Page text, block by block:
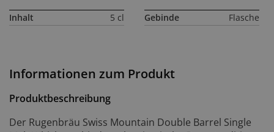
Informationen zum Produkt
Produktbeschreibung
Der Rugenbräu Swiss Mountain Double Barrel Single
Inhalt 5 cl Gebinde Flasche